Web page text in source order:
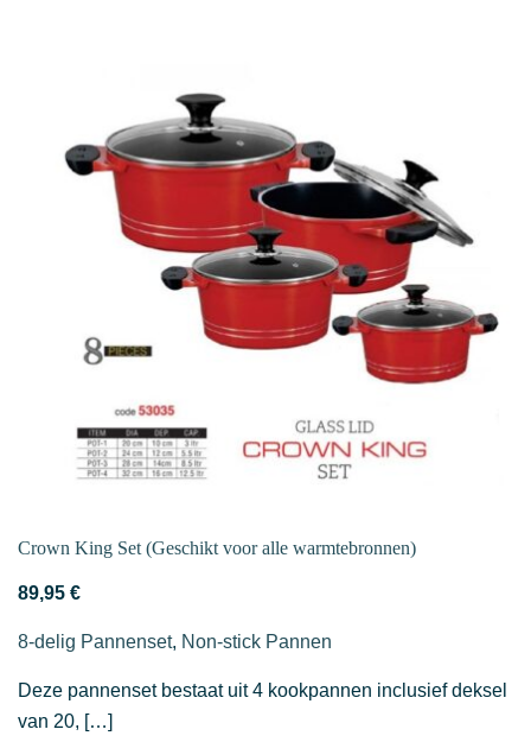
Crown King Set (Geschikt voor alle warmtebronnen)
89,95 €
8-delig Pannenset, Non-stick Pannen
Deze pannenset bestaat uit 4 kookpannen inclusief deksel
van 20, […]